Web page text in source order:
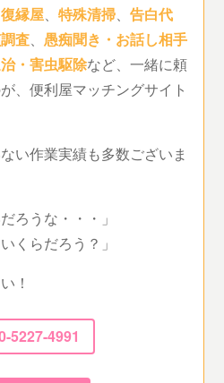
復縁屋、特殊清掃、告白代
査、愚痴聞き・お話し相手
・害虫駆除など、一緒に頼
、便利屋マッチングサイト
い作業実績も多数ございま
ろうな・・・」
くらだろう？」
！
5227-4991